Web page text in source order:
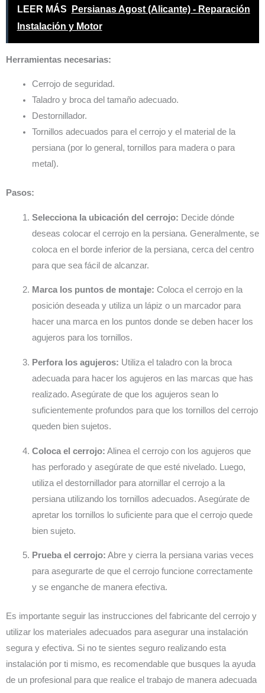
LEER MÁS
Persianas Agost (Alicante) - Reparación
Instalación y Motor
Herramientas necesarias:
Cerrojo de seguridad.
Taladro y broca del tamaño adecuado.
Destornillador.
Tornillos adecuados para el cerrojo y el material de la
persiana (por lo general, tornillos para madera o para
metal).
Pasos:
Selecciona la ubicación del cerrojo: Decide dónde
deseas colocar el cerrojo en la persiana. Generalmente, se
coloca en el borde inferior de la persiana, cerca del centro
para que sea fácil de alcanzar.
Marca los puntos de montaje: Coloca el cerrojo en la
posición deseada y utiliza un lápiz o un marcador para
hacer una marca en los puntos donde se deben hacer los
agujeros para los tornillos.
Perfora los agujeros: Utiliza el taladro con la broca
adecuada para hacer los agujeros en las marcas que has
realizado. Asegúrate de que los agujeros sean lo
suficientemente profundos para que los tornillos del cerrojo
queden bien sujetos.
Coloca el cerrojo: Alinea el cerrojo con los agujeros que
has perforado y asegúrate de que esté nivelado. Luego,
utiliza el destornillador para atornillar el cerrojo a la
persiana utilizando los tornillos adecuados. Asegúrate de
apretar los tornillos lo suficiente para que el cerrojo quede
bien sujeto.
Prueba el cerrojo: Abre y cierra la persiana varias veces
para asegurarte de que el cerrojo funcione correctamente
y se enganche de manera efectiva.
Es importante seguir las instrucciones del fabricante del cerrojo y
utilizar los materiales adecuados para asegurar una instalación
segura y efectiva. Si no te sientes seguro realizando esta
instalación por ti mismo, es recomendable que busques la ayuda
de un profesional para que realice el trabajo de manera adecuada